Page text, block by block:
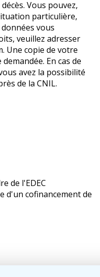
Vous pouvez,
particulière,
vous
veuillez adresser
Une copie de votre
En cas de
avez la possibilité
de la CNIL.
de l'EDEC
d'un cofinancement de